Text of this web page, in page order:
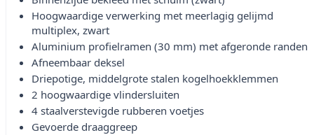
Hoogwaardige verwerking met meerlagig gelijmd
multiplex, zwart
Aluminium profielramen (30 mm) met afgeronde randen
Afneembaar deksel
Driepotige, middelgrote stalen kogelhoekklemmen
2 hoogwaardige vlindersluiten
4 staalverstevigde rubberen voetjes
Gevoerde draaggreep